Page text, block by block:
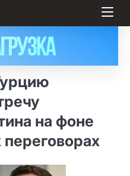
на фоне